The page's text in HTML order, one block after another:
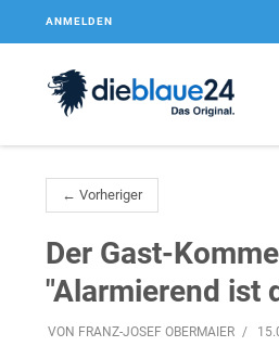
ANMELDEN
← Vorheriger
Der Gast-
"Alarmierend ist
VON FRANZ-JOSEF OBERMAIER